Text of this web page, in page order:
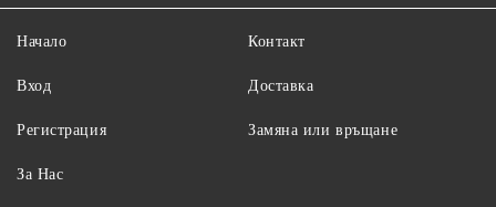
Начало
Вход
Регистрация
За Нас
Контакт
Доставка
Замяна или връщане